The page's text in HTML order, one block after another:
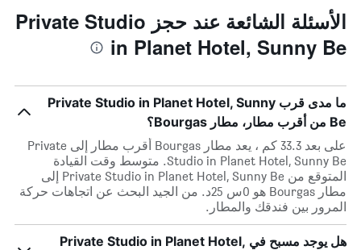
الأسئلة الشائعة عند حجز Private Studio
in Planet Hotel, Sunny Be
ما مدى قرب Private Studio in Planet Hotel, Sunny
Be من أقرب مطار، مطار Bourgas؟
على بعد 33.3 كم ، يعد مطار Bourgas أقرب مطار إلى Private
Studio in Planet Hotel, Sunny Be. متوسط وقت القيادة
المتوقع من Private Studio in Planet Hotel, Sunny Be إلى
مطار Bourgas هو 0س 25د. من الجيد البحث عن اتجاهات حركة
المرور بين فندقك والمطار.
هل يوجد مسبح في Private Studio in Planet Hotel,